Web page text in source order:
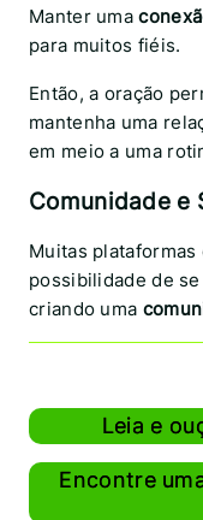
Manter uma
para muitos fiéis.
Então, a oração
mantenha uma
em meio a uma
Comunidade e
Muitas
possibilidade de
criando uma
Leia e
Encontre